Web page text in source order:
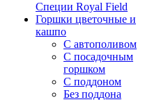
Специи Royal Field
Горшки цветочные и
кашпо
С автополивом
С посадочным
горшком
С поддоном
Без поддона